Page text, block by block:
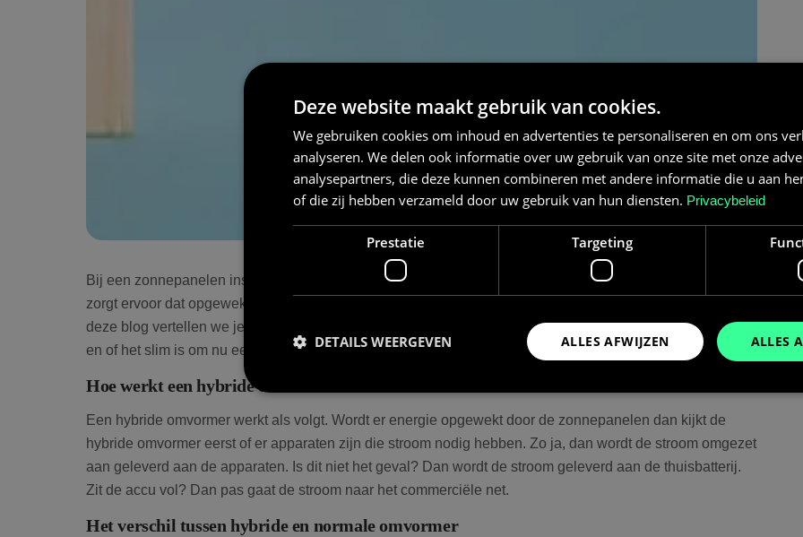
Bij een zonnepanelen installatie met thuisbatterij is een hybride omvormer noodzakelijk. Een omvormer
zorgt ervoor dat opgewekte zonne-energie wordt omgezet naar stroom voor huishoudelijke apparaten. In
deze blog vertellen we je hoe een hybride omvormer werkt, wat het verschil is met een normale omvormer
en of het slim is om nu een thuisbatterij met hybride omvormer aan te schaffen.
Hoe werkt een hybride omvormer?
Een hybride omvormer werkt als volgt. Wordt er energie opgewekt door de zonnepanelen dan kijkt de
hybride omvormer eerst of er apparaten zijn die stroom nodig hebben. Zo ja, dan wordt de stroom omgezet
aan geleverd aan de apparaten. Is dit niet het geval? Dan wordt de stroom geleverd aan de thuisbatterij.
Zit de accu vol? Dan pas gaat de stroom naar het commerciële net.
Het verschil tussen hybride en normale omvormer
Deze website maakt gebruik van cookies.
We gebruiken cookies om inhoud en advertenties te personaliseren en om ons
analyseren. We delen ook informatie over uw gebruik van onze site met onze
analysepartners, die deze kunnen combineren met andere informatie die u aan
of die zij hebben verzameld door uw gebruik van hun diensten. Privacybeleid
Prestatie Targeting
ALLES
ALLES AFWIJZEN
DETAILS WEERGEVEN
Prestatie Targeting Functioneel
Prestatiecookies worden gebruikt om te zien hoe bezoekers de website gebruiken, bijv. analytische cookies.
niet worden gebruikt om een bepaalde bezoeker direct te identificeren.